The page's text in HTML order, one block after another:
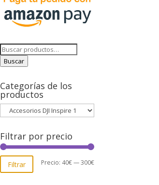
Buscar
por:
Buscar
Categorías de los
productos
Filtrar por precio
Precio
Precio
Filtrar Precio: 40€—300€